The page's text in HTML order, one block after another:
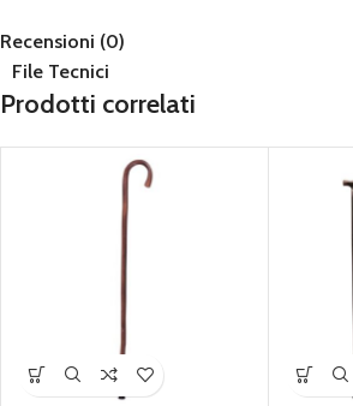
Recensioni (0)
File Tecnici
Prodotti correlati